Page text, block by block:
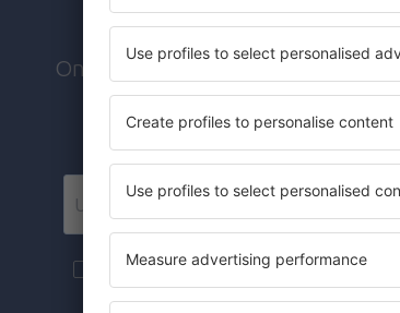
meer
Ontvang exclusieve
vakanties
We sturen alleen de
Meer reizen tegen scherpe prijzen in onze
de nieuwsbrief) van eSky.pl S.A. te